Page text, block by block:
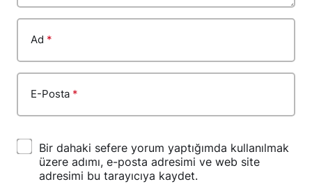
Ad *
E-Posta *
Bir dahaki sefere yorum yaptığımda kullanılmak
üzere adımı, e-posta adresimi ve web site
adresimi bu tarayıcıya kaydet.